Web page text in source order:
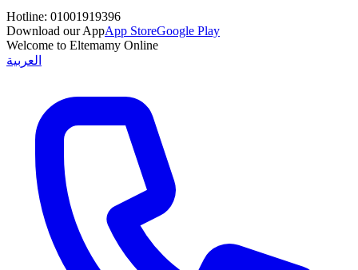
Hotline: 01001919396
Download our AppApp StoreGoogle Play
Welcome to Eltemamy Online
العربية